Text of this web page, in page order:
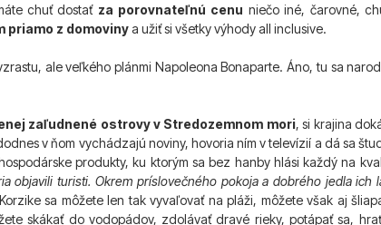
chuť dostať za porovnateľnú cenu niečo iné, čarovné,
priamo z domovinya užiť si všetky výhody all inclusive.
ale veľkého plánmi Napoleona Bonaparte. Áno, tu sa
zaľudnené ostrovy v Stredozemnom mori, si krajina
v ňom vychádzajú noviny, hovoria ním v televízií a dá sa
produkty, ku ktorým sa bez hanby hlási každý na
objavili turisti. Okrem príslovečného pokoja a dobrého jedla ich
sa môžete len tak vyvaľovať na pláži, môžete však aj
skákať do vodopádov, zdolávať dravé rieky, potápať sa,